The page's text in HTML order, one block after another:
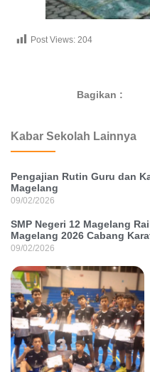
Post Views: 204
Bagikan :
Kabar Sekolah Lainnya
Pengajian Rutin Guru dan
Magelang
09/02/2026
SMP Negeri 12 Magelang
Magelang 2026 Cabang
09/02/2026